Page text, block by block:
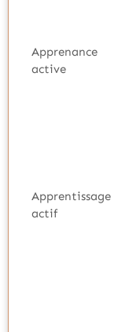
Apprenance
active
Apprentissage
actif